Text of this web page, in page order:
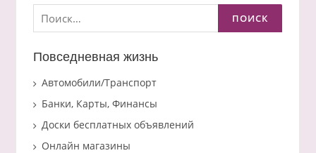
Найти:
Повседневная жизнь
Автомобили/Транспорт
Банки, Карты, Финансы
Доски бесплатных объявлений
Онлайн магазины